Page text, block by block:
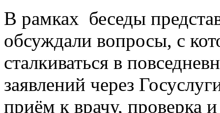
В рамках беседы
обсуждали вопросы, с
сталкиваться в
заявлений через
приём к врачу, проверка